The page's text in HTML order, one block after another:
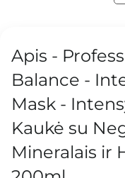
Apis -
Balance -
Mask -
Kaukė su
Mineralais ir